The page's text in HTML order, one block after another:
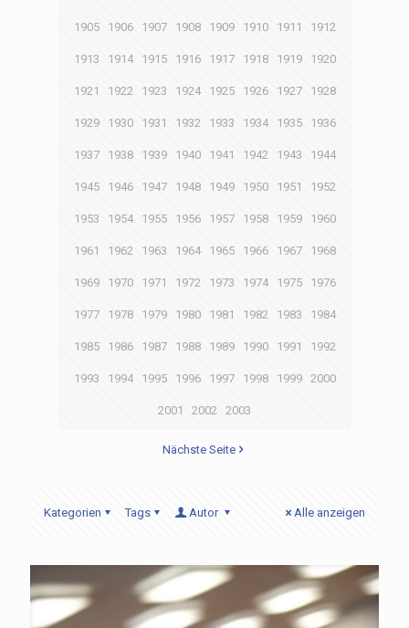
1905 1906 1907 1908 1909 1910 1911 1912
1913 1914 1915 1916 1917 1918 1919 1920
1921 1922 1923 1924 1925 1926 1927 1928
1929 1930 1931 1932 1933 1934 1935 1936
1937 1938 1939 1940 1941 1942 1943 1944
1945 1946 1947 1948 1949 1950 1951 1952
1953 1954 1955 1956 1957 1958 1959 1960
1961 1962 1963 1964 1965 1966 1967 1968
1969 1970 1971 1972 1973 1974 1975 1976
1977 1978 1979 1980 1981 1982 1983 1984
1985 1986 1987 1988 1989 1990 1991 1992
1993 1994 1995 1996 1997 1998 1999 2000
2001 2002 2003
Nächste Seite
Kategorien Tags Autor Alle anzeigen